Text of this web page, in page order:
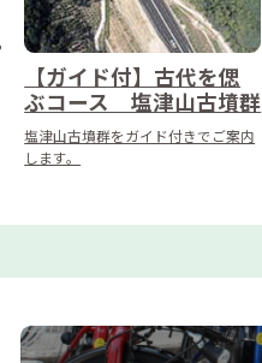
【ガイド付】古代を偲
ぶコース 塩津山古墳群
塩津山古墳群をガイド付きでご案内
します。